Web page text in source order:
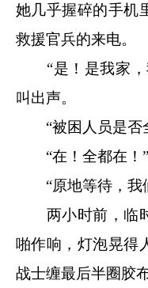
她几乎握碎的手
救援官兵的来电。
“是！是我家，
叫出声。
“被困人员是否
“在！全都在！”
“原地等待，我
两小时前，临时
啪作响，灯泡晃得
战士缠最后半圈胶布